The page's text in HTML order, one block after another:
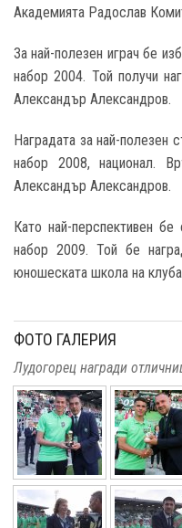
Академията Радослав
За най-полезен играч бе
набор 2004. Той получи
Александър Александров.
Наградата за най-полезен
набор 2008, национал.
Александър Александров.
Като най-перспективен
набор 2009. Той бе
юношеската школа на
ФОТО ГАЛЕРИЯ
Лудогорец награди